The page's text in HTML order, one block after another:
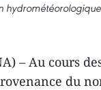
– Au cours
du